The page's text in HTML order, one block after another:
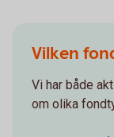
Vilken
Vi har både
om olika